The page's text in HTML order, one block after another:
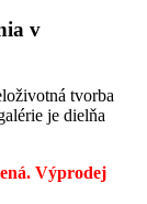
v
tvorba
je dielňa
Výprodej